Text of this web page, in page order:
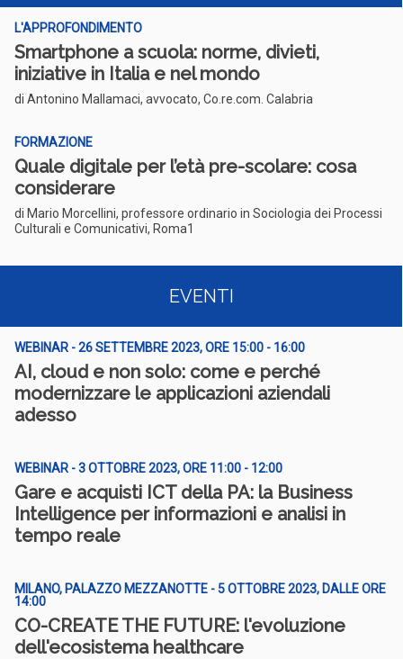
L'APPROFONDIMENTO
Smartphone a scuola: norme, divieti,
iniziative in Italia e nel mondo
di Antonino Mallamaci, avvocato, Co.re.com. Calabria
FORMAZIONE
Quale digitale per l’età pre-scolare: cosa
considerare
di Mario Morcellini, professore ordinario in Sociologia dei Processi
Culturali e Comunicativi, Roma1
EVENTI
WEBINAR - 26 SETTEMBRE 2023, ORE 15:00 - 16:00
AI, cloud e non solo: come e perché
modernizzare le applicazioni aziendali
adesso
WEBINAR - 3 OTTOBRE 2023, ORE 11:00 - 12:00
Gare e acquisti ICT della PA: la Business
Intelligence per informazioni e analisi in
tempo reale
MILANO, PALAZZO MEZZANOTTE - 5 OTTOBRE 2023, DALLE ORE
14:00
CO-CREATE THE FUTURE: l'evoluzione
dell'ecosistema healthcare